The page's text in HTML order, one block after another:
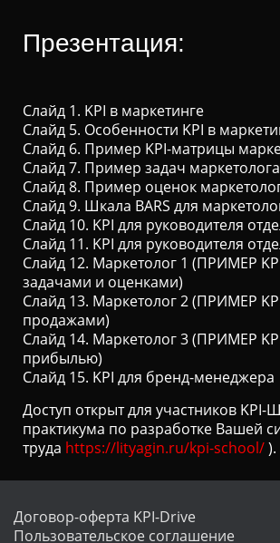
Презентация:
Слайд 1. KPI в маркетинге
Слайд 5. Особенности KPI в
Слайд 6. Пример KPI-матрицы
Слайд 7. Пример задач маркетолога
Слайд 8. Пример оценок
Слайд 9. Шкала BARS для
Слайд 10. KPI для руководителя
Слайд 11. KPI для руководителя
Слайд 12. Маркетолог 1 (ПРИМЕР
задачами и оценками)
Слайд 13. Маркетолог 2(ПРИМЕР
продажами)
Слайд 14. Маркетолог 3(ПРИМЕР
прибылью)
Слайд 15. KPI для бренд-менеджера
Доступ открыт для участников
практикума по разработке Вашей
труда https://lityagin.ru/kpi-school/).
Договор-оферта KPI-Drive
Пользовательское соглашение